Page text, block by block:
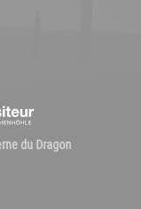
du Dragon